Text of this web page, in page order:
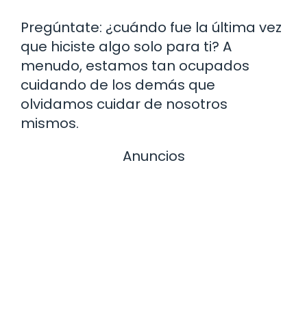
Pregúntate: ¿cuándo fue la última vez
que hiciste algo solo para ti? A
menudo, estamos tan ocupados
cuidando de los demás que
olvidamos cuidar de nosotros
mismos.
Anuncios